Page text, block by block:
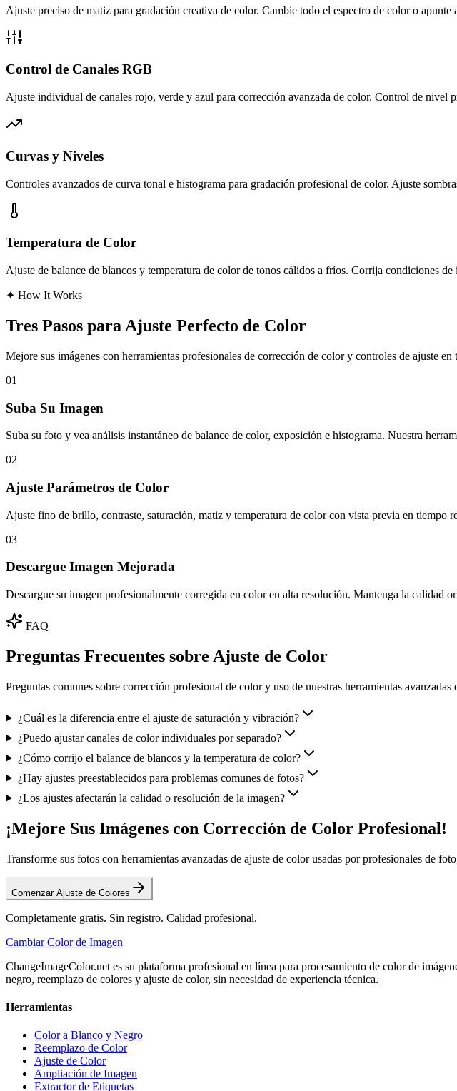
Ajuste preciso de matiz para gradación creativa de color. Cambie todo el espectro de color o
Control de Canales RGB
Ajuste individual de canales rojo, verde y azul para corrección avanzada de color. Control de
Curvas y Niveles
Controles avanzados de curva tonal e histograma para gradación profesional de color. Ajuste
Temperatura de Color
Ajuste de balance de blancos y temperatura de color de tonos cálidos a fríos. Corrija condiciones
✦ How It Works
Tres Pasos para Ajuste Perfecto de Color
Mejore sus imágenes con herramientas profesionales de corrección de color y controles de ajuste
01
Suba Su Imagen
Suba su foto y vea análisis instantáneo de balance de color, exposición e histograma. Nuestra
02
Ajuste Parámetros de Color
Ajuste fino de brillo, contraste, saturación, matiz y temperatura de color con vista previa en tiempo
03
Descargue Imagen Mejorada
Descargue su imagen profesionalmente corregida en color en alta resolución. Mantenga la calidad
FAQ
Preguntas Frecuentes sobre Ajuste de Color
Preguntas comunes sobre corrección profesional de color y uso de nuestras herramientas avanzadas
¿Cuál es la diferencia entre el ajuste de saturación y vibración?
¿Puedo ajustar canales de color individuales por separado?
¿Cómo corrijo el balance de blancos y la temperatura de color?
¿Hay ajustes preestablecidos para problemas comunes de fotos?
¿Los ajustes afectarán la calidad o resolución de la imagen?
¡Mejore Sus Imágenes con Corrección de Color Profesional!
Transforme sus fotos con herramientas avanzadas de ajuste de color usadas por profesionales de
Comenzar Ajuste de Colores
Completamente gratis. Sin registro. Calidad profesional.
Cambiar Color de Imagen
ChangeImageColor.net es su plataforma profesional en línea para procesamiento de color de
negro, reemplazo de colores y ajuste de color, sin necesidad de experiencia técnica.
Herramientas
Color a Blanco y Negro
Reemplazo de Color
Ajuste de Color
Ampliación de Imagen
Extractor de Etiquetas